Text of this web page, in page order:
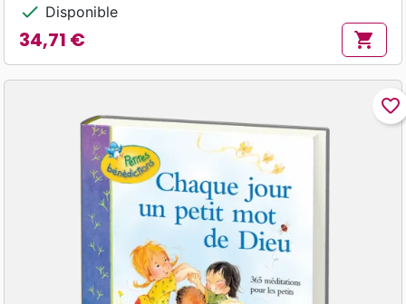
check Disponible
Prix
34,71 € shopping_cart
favorite_border